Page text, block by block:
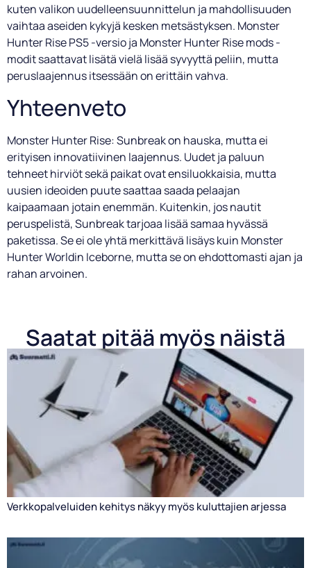
kuten valikon uudelleensuunnittelun ja mahdollisuuden
vaihtaa aseiden kykyjä kesken metsästyksen. Monster
Hunter Rise PS5 -versio ja Monster Hunter Rise mods -
modit saattavat lisätä vielä lisää syvyyttä peliin, mutta
peruslaajennus itsessään on erittäin vahva.
Yhteenveto
Monster Hunter Rise: Sunbreak on hauska, mutta ei
erityisen innovatiivinen laajennus. Uudet ja paluun
tehneet hirviöt sekä paikat ovat ensiluokkaisia, mutta
uusien ideoiden puute saattaa saada pelaajan
kaipaamaan jotain enemmän. Kuitenkin, jos nautit
peruspelistä, Sunbreak tarjoaa lisää samaa hyvässä
paketissa. Se ei ole yhtä merkittävä lisäys kuin Monster
Hunter Worldin Iceborne, mutta se on ehdottomasti ajan ja
rahan arvoinen.
Saatat pitää myös näistä
Verkkopalveluiden kehitys näkyy myös kuluttajien arjessa